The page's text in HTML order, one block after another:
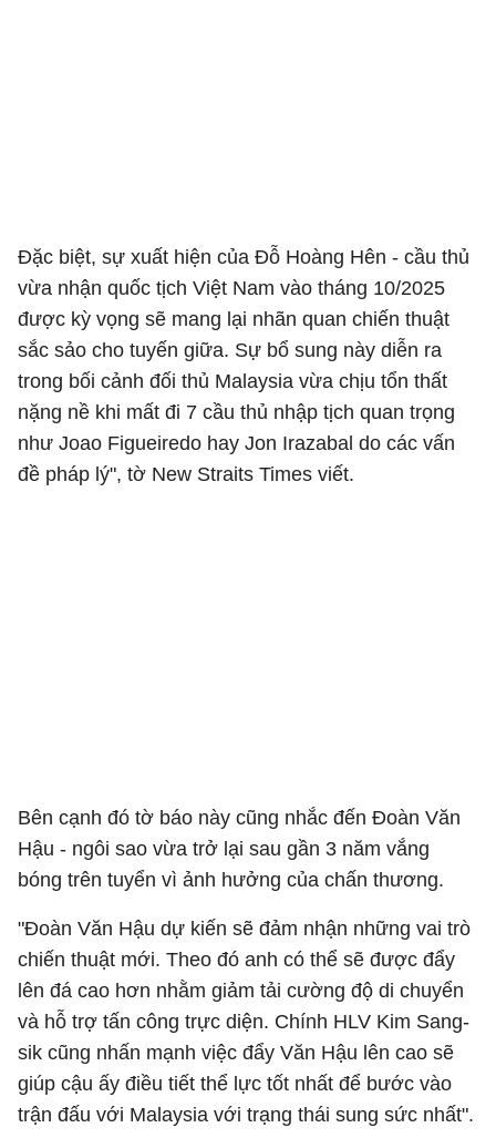
Đặc biệt, sự xuất hiện của Đỗ Hoàng Hên - cầu thủ
vừa nhận quốc tịch Việt Nam vào tháng 10/2025
được kỳ vọng sẽ mang lại nhãn quan chiến thuật
sắc sảo cho tuyến giữa. Sự bổ sung này diễn ra
trong bối cảnh đối thủ Malaysia vừa chịu tổn thất
nặng nề khi mất đi 7 cầu thủ nhập tịch quan trọng
như Joao Figueiredo hay Jon Irazabal do các vấn
đề pháp lý", tờ New Straits Times viết.
Bên cạnh đó tờ báo này cũng nhắc đến Đoàn Văn
Hậu - ngôi sao vừa trở lại sau gần 3 năm vắng
bóng trên tuyển vì ảnh hưởng của chấn thương.
"Đoàn Văn Hậu dự kiến sẽ đảm nhận những vai trò
chiến thuật mới. Theo đó anh có thể sẽ được đẩy
lên đá cao hơn nhằm giảm tải cường độ di chuyển
và hỗ trợ tấn công trực diện. Chính HLV Kim Sang-
sik cũng nhấn mạnh việc đẩy Văn Hậu lên cao sẽ
giúp cậu ấy điều tiết thể lực tốt nhất để bước vào
trận đấu với Malaysia với trạng thái sung sức nhất".